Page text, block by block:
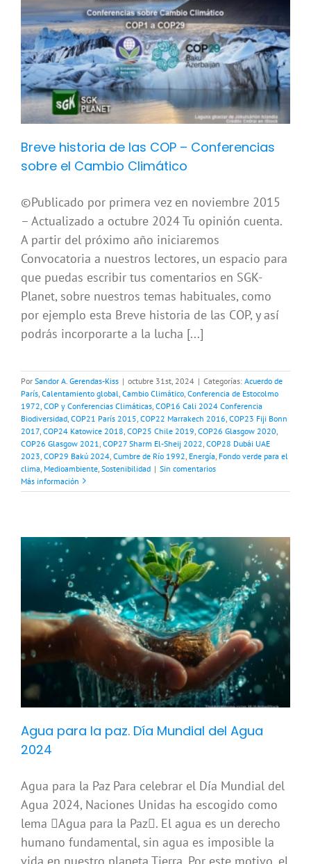
Breve historia de las COP – Conferencias
sobre el Cambio Climático
©Publicado por primera vez en noviembre 2015
– Actualizado a octubre 2024 Tu opinión cuenta.
A partir del próximo año iniciaremos
Convocatoria a nuestros lectores, un espacio para
que puedas escribir tus comentarios en SGK-
Planet, sobre nuestros temas habituales, como
por ejemplo esta Breve historia de las COP, y así
podrás incorporarte a la lucha [...]
Por Sandor A. Gerendas-Kiss | octubre 31st, 2024 | Categorías: Acuerdo de
París Calentamiento global Cambio Climático Conferencia de Estocolmo
1972 COP y Conferencias Climáticas COP16 Cali 2024 Conferencia
Biodiversidad COP21 París 2015 COP22 Marrakech 2016 COP23 Fiji Bonn
2017 COP24 Katowice 2018 COP25 Chile 2019 COP26 Glasgow 2020
COP26 Glasgow 2021 COP27 Sharm El-Sheij 2022 COP28 Dubái UAE
2023 COP29 Bakú 2024 Cumbre de Río 1992 Energía Fondo verde para el
clima Medioambiente Sostenibilidad | Sin comentarios
Más información
Agua para la paz. Día Mundial del Agua
2024
Agua para la Paz Para celebrar el Día Mundial del
Agua 2024, Naciones Unidas ha escogido como
lema Agua para la Paz. El agua es un derecho
humano fundamental, sin agua es imposible la
vida en nuestro planeta Tierra. Por este motivo, el